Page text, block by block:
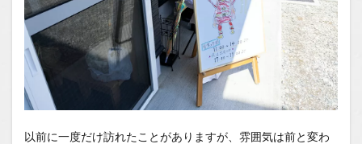
以前に一度だけ訪れたことがありますが、雰囲気は前と変わ